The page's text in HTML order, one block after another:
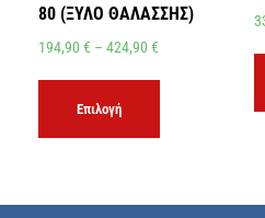
80 (ΞΥΛΟ ΘΑΛΑΣΣΗΣ)
194,90 € – 424,90 €
Επιλογή